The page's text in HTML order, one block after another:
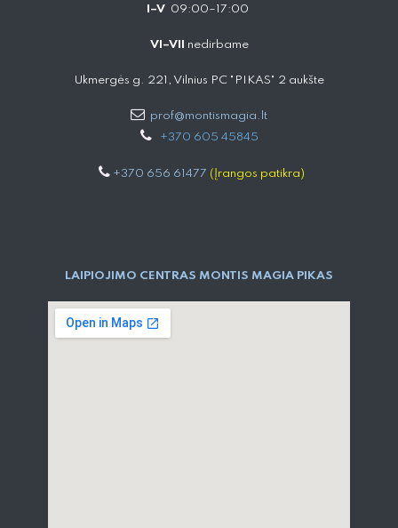
I–V 09:00–17:00
VI–VII nedirbame
Ukmergės g. 221, Vilnius PC "PIKAS" 2 aukšte
prof@montismagia.lt
+370 605 4584​5
+370 656 61477 (Įrangos patikra)
LAIPIOJIMO CENTRAS MONTIS MAGIA PIKAS